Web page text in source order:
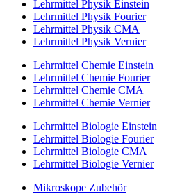
Lehrmittel Physik Einstein
Lehrmittel Physik Fourier
Lehrmittel Physik CMA
Lehrmittel Physik Vernier
Lehrmittel Chemie Einstein
Lehrmittel Chemie Fourier
Lehrmittel Chemie CMA
Lehrmittel Chemie Vernier
Lehrmittel Biologie Einstein
Lehrmittel Biologie Fourier
Lehrmittel Biologie CMA
Lehrmittel Biologie Vernier
Mikroskope Zubehör